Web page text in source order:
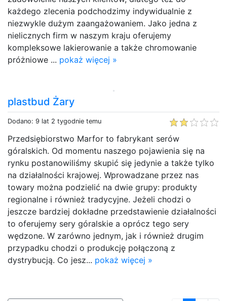
każdego zlecenia podchodzimy indywidualnie z
niezwykle dużym zaangażowaniem. Jako jedna z
nielicznych firm w naszym kraju oferujemy
kompleksowe lakierowanie a także chromowanie
próżniowe ... pokaż więcej »
plastbud Żary
Dodano: 9 lat 2 tygodnie temu
Przedsiębiorstwo Marfor to fabrykant serów
góralskich. Od momentu naszego pojawienia się na
rynku postanowiliśmy skupić się jedynie a także tylko
na działalności krajowej. Wprowadzane przez nas
towary można podzielić na dwie grupy: produkty
regionalne i również tradycyjne. Jeżeli chodzi o
jeszcze bardziej dokładne przedstawienie działalności
to oferujemy sery góralskie a oprócz tego sery
wędzone. W zarówno jednym, jak i również drugim
przypadku chodzi o produkcję połączoną z
dystrybucją. Co jesz... pokaż więcej »